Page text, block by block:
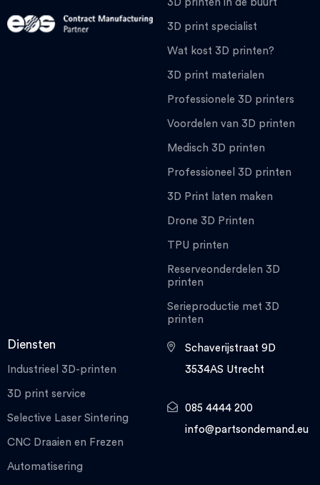
3D printen in de buurt
3D print specialist
Wat kost 3D printen?
3D print materialen
Professionele 3D printers
Voordelen van 3D printen
Medisch 3D printen
Professioneel 3D printen
3D Print laten maken
Drone 3D Printen
TPU printen
Reserveonderdelen 3D
printen
Serieproductie met 3D
printen
Diensten
Industrieel 3D-printen
3D print service
Selective Laser Sintering
CNC Draaien en Frezen
Automatisering
Schaverijstraat 9D
3534AS Utrecht
085 4444 200
info@partsondemand.eu